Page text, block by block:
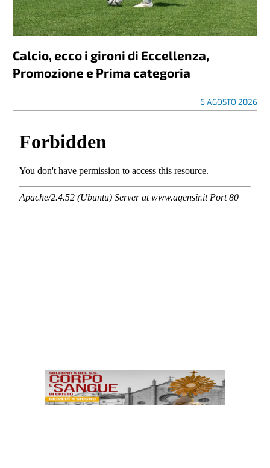
Calcio, ecco i gironi di Eccellenza,
Promozione e Prima categoria
6 AGOSTO 2026